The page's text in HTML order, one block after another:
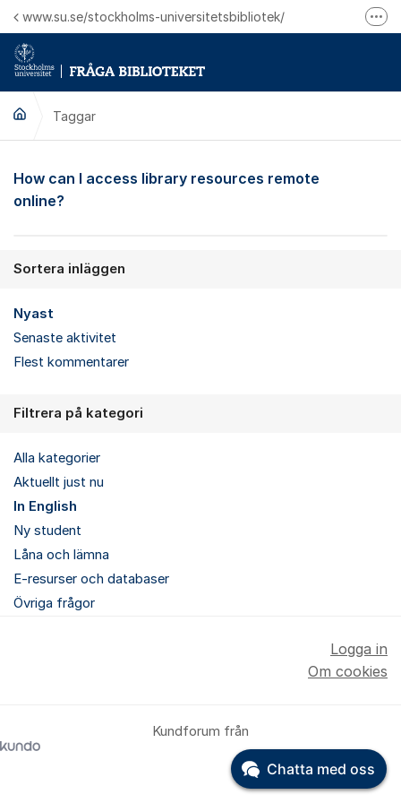
Hoppa till innehåll
www.su.se/stockholms-universitetsbibliotek/
Taggar
How can I access library resources remote
online?
Sortera inläggen
Nyast
Senaste aktivitet
Flest kommentarer
Filtrera på kategori
Alla kategorier
Aktuellt just nu
In English
Ny student
Låna och lämna
E-resurser och databaser
Övriga frågor
Kundforum från
Logga in
Om cookies
Chatta med oss